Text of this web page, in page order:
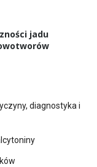
jadu
diagnostyka i